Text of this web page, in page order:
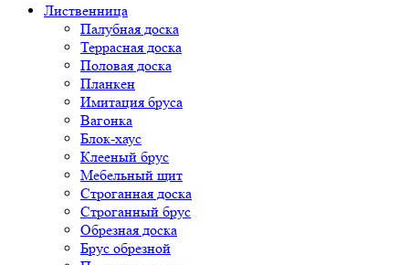
Лиственница
Палубная доска
Террасная доска
Половая доска
Планкен
Имитация бруса
Вагонка
Блок-хаус
Клееный брус
Мебельный щит
Строганная доска
Строганный брус
Обрезная доска
Брус обрезной